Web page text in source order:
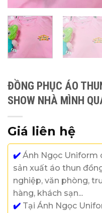
ĐỒNG PHỤC ÁO
SHOW NHÀ MÌNH
Giá liên hệ
✔️ Ánh Ngọc Uniform
sản xuất áo thun
nghiệp, văn phòng,
hàng, khách sạn...
✔️ Tại Ánh Ngọc